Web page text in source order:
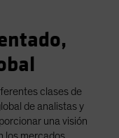
clases de
de analistas y
una visión
los mercados